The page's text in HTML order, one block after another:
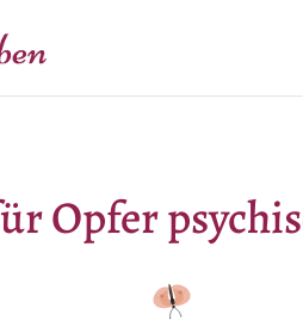
Opfer